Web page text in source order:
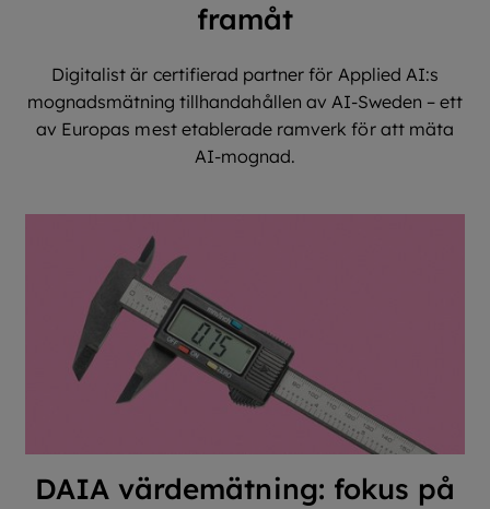
framåt
Digitalist är certifierad partner för Applied AI:s
mognadsmätning tillhandahållen av AI-Sweden – ett
av Europas mest etablerade ramverk för att mäta
AI-mognad.
DAIA värdemätning: fokus på